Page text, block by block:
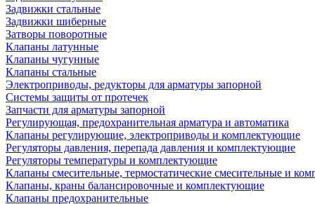
Задвижки стальные
Задвижки шиберные
Затворы поворотные
Клапаны латунные
Клапаны чугунные
Клапаны стальные
Электроприводы, редукторы для арматуры запорной
Системы защиты от протечек
Запчасти для арматуры запорной
Регулирующая, предохранительная арматура и автоматика
Клапаны регулирующие, электроприводы и комплектующие
Регуляторы давления, перепада давления и комплектующие
Регуляторы температуры и комплектующие
Клапаны смесительные, термостатические смесительные и
Клапаны, краны балансировочные и комплектующие
Клапаны предохранительные